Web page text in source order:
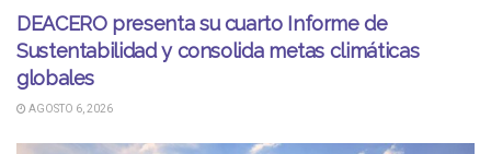
DEACERO presenta su cuarto Informe de
Sustentabilidad y consolida metas climáticas
globales
AGOSTO 6, 2026